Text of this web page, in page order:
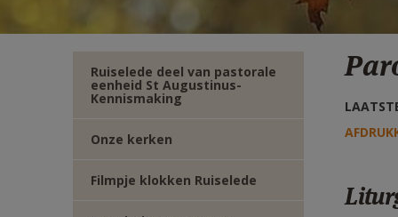
Ruiselede deel van pastorale
eenheid St Augustinus-
Kennismaking
Onze kerken
Filmpje klokken Ruiselede